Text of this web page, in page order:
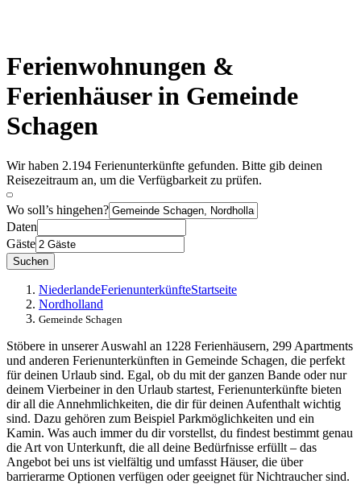
Ferienwohnungen &
Ferienhäuser in Gemeinde
Schagen
Wir haben 2.194 Ferienunterkünfte gefunden. Bitte gib deinen
Reisezeitraum an, um die Verfügbarkeit zu prüfen.
Wo soll’s hingehen?
Daten
Gäste
Suchen
NiederlandeFerienunterkünfteStartseite
Nordholland
Gemeinde Schagen
Stöbere in unserer Auswahl an 1228 Ferienhäusern, 299 Apartments
und anderen Ferienunterkünften in Gemeinde Schagen, die perfekt
für deinen Urlaub sind. Egal, ob du mit der ganzen Bande oder nur
deinem Vierbeiner in den Urlaub startest, Ferienunterkünfte bieten
dir all die Annehmlichkeiten, die dir für deinen Aufenthalt wichtig
sind. Dazu gehören zum Beispiel Parkmöglichkeiten und ein
Kamin. Was auch immer du dir vorstellst, du findest bestimmt genau
die Art von Unterkunft, die all deine Bedürfnisse erfüllt – das
Angebot bei uns ist vielfältig und umfasst Häuser, die über
barrierarme Optionen verfügen oder geeignet für Nichtraucher sind.